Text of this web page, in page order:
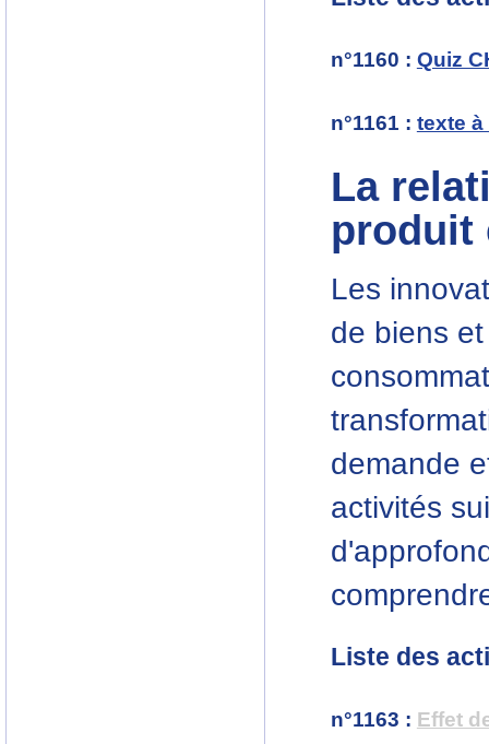
n°1160 : Quiz
n°1161 : texte à
La
produit
Les
de biens
demande
activités
Liste des
n°1163 : Effet